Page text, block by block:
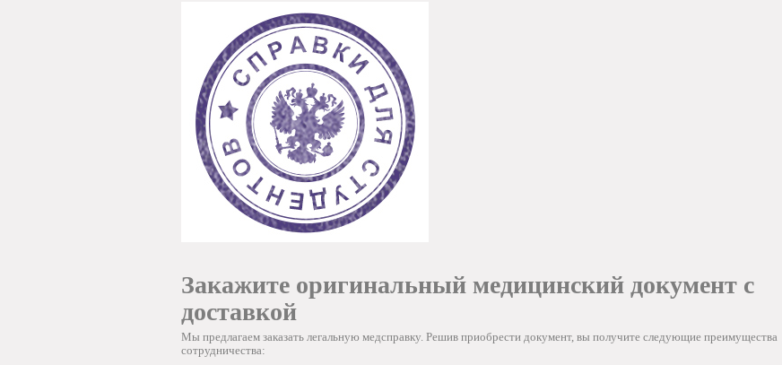
Закажите оригинальный медицинский документ с
доставкой
Мы предлагаем заказать легальную медсправку. Решив приобрести документ, вы получите следующие преимущества
сотрудничества: